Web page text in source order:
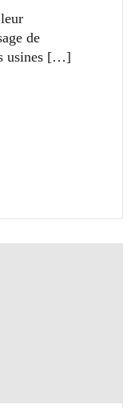
de
usines